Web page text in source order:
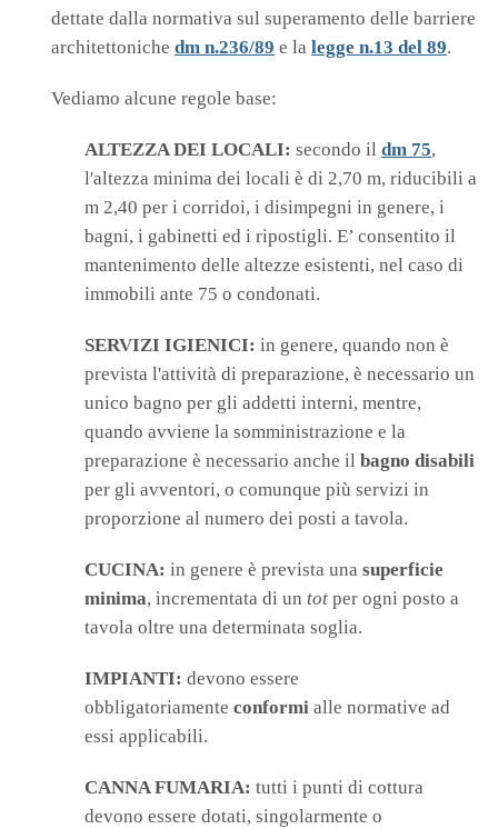
dettate dalla normativa sul superamento delle barriere
architettoniche dm n.236/89 e la legge n.13 del 89.
Vediamo alcune regole base:
ALTEZZA DEI LOCALI: secondo il dm 75,
l'altezza minima dei locali è di 2,70 m, riducibili a
m 2,40 per i corridoi, i disimpegni in genere, i
bagni, i gabinetti ed i ripostigli. E’ consentito il
mantenimento delle altezze esistenti, nel caso di
immobili ante 75 o condonati.
SERVIZI IGIENICI: in genere, quando non è
prevista l'attività di preparazione, è necessario un
unico bagno per gli addetti interni, mentre,
quando avviene la somministrazione e la
preparazione è necessario anche il bagno disabili
per gli avventori, o comunque più servizi in
proporzione al numero dei posti a tavola.
CUCINA: in genere è prevista una superficie
minima, incrementata di un tot per ogni posto a
tavola oltre una determinata soglia.
IMPIANTI: devono essere
obbligatoriamente conformi alle normative ad
essi applicabili.
CANNA FUMARIA: tutti i punti di cottura
devono essere dotati, singolarmente o